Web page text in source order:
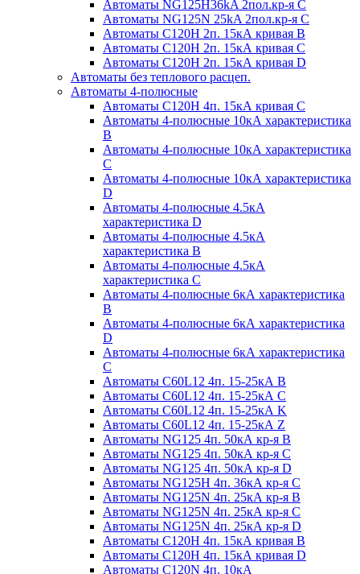
Автоматы NG125H36kA 2пол.кр-я C
Автоматы NG125N 25kA 2пол.кр-я C
Автоматы С120H 2п. 15кА кривая B
Автоматы С120H 2п. 15кА кривая C
Автоматы С120H 2п. 15кА кривая D
Автоматы без теплового расцеп.
Автоматы 4-полюсные
Автоматы С120H 4п. 15кА кривая C
Автоматы 4-полюсные 10кА характеристика
B
Автоматы 4-полюсные 10кА характеристика
C
Автоматы 4-полюсные 10кА характеристика
D
Автоматы 4-полюсные 4.5кА
характеристика D
Автоматы 4-полюсные 4.5кА
характеристика В
Автоматы 4-полюсные 4.5кА
характеристика С
Автоматы 4-полюсные 6кА характеристика
B
Автоматы 4-полюсные 6кА характеристика
D
Автоматы 4-полюсные 6кА характеристика
С
Автоматы C60L12 4п. 15-25кА B
Автоматы C60L12 4п. 15-25кА C
Автоматы C60L12 4п. 15-25кА K
Автоматы C60L12 4п. 15-25кА Z
Автоматы NG125 4п. 50кА кр-я B
Автоматы NG125 4п. 50кА кр-я C
Автоматы NG125 4п. 50кА кр-я D
Автоматы NG125H 4п. 36кА кр-я C
Автоматы NG125N 4п. 25кА кр-я B
Автоматы NG125N 4п. 25кА кр-я C
Автоматы NG125N 4п. 25кА кр-я D
Автоматы С120H 4п. 15кА кривая B
Автоматы С120H 4п. 15кА кривая D
Автоматы С120N 4п. 10кА